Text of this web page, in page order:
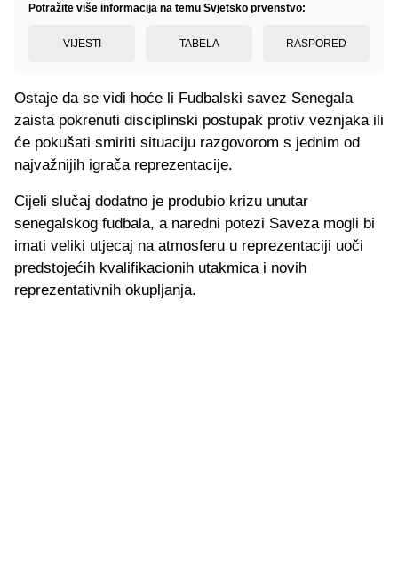
Potražite više informacija na temu Svjetsko prvenstvo:
VIJESTI TABELA RASPORED
Ostaje da se vidi hoće li Fudbalski savez Senegala
zaista pokrenuti disciplinski postupak protiv veznjaka ili
će pokušati smiriti situaciju razgovorom s jednim od
najvažnijih igrača reprezentacije.
Cijeli slučaj dodatno je produbio krizu unutar
senegalskog fudbala, a naredni potezi Saveza mogli bi
imati veliki utjecaj na atmosferu u reprezentaciji uoči
predstojećih kvalifikacionih utakmica i novih
reprezentativnih okupljanja.